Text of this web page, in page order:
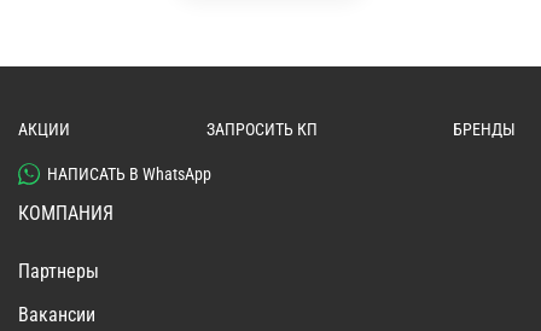
АКЦИИ ЗАПРОСИТЬ КП БРЕНДЫ
НАПИСАТЬ В WhatsApp
КОМПАНИЯ
Партнеры
Вакансии